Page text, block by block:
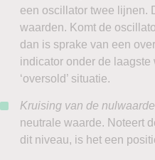
een oscillator twee lijnen.
waarden. Komt de
dan is sprake van een
indicator onder de
‘oversold’ situatie.
Kruising van de
neutrale waarde. Noteert
dit niveau, is het een